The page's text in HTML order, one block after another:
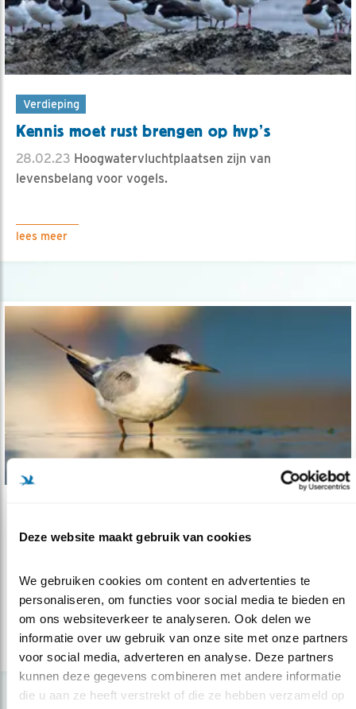
Deze website maakt gebruik van cookies
We gebruiken cookies om content en advertenties te
personaliseren, om functies voor social media te bieden en
om ons websiteverkeer te analyseren. Ook delen we
informatie over uw gebruik van onze site met onze partners
voor social media, adverteren en analyse. Deze partners
kunnen deze gegevens combineren met andere informatie
die u aan ze heeft verstrekt of die ze hebben verzameld op
Verdieping
Kennis moet rust brengen op hvp’s
28.02.23 Hoogwatervluchtplaatsen zijn van
levensbelang voor vogels.
lees meer
Verstoorde vogels, ongekende effecten
vogels, blijkt uit studie.
lees meer